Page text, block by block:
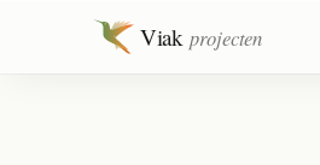
Viak projecten